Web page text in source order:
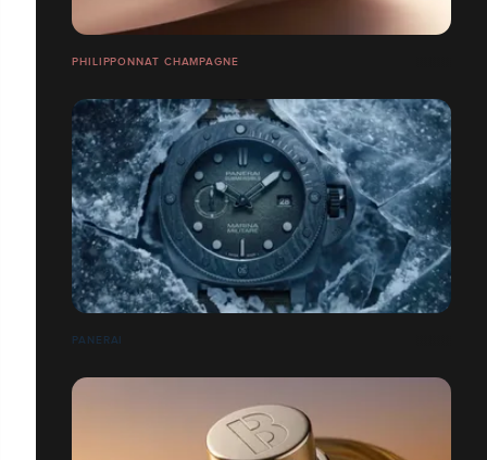
PHILIPPONNAT CHAMPAGNE
PANERAI